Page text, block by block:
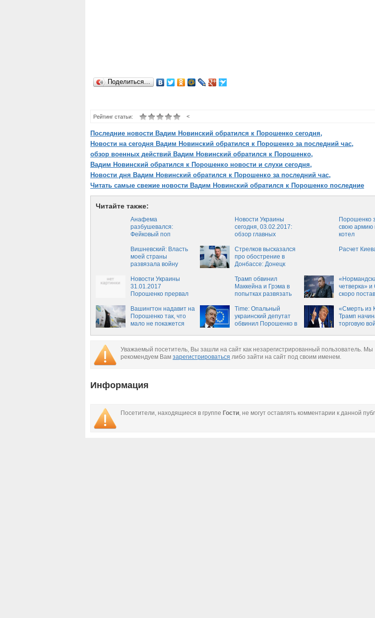
Поделиться…
<
Рейтинг статьи:
Последние новости Вадим Новинский обратился к Порошенко сегодня,
Новости на сегодня Вадим Новинский обратился к Порошенко за последний час,
обзор военных действий Вадим Новинский обратился к Порошенко,
Вадим Новинский обратился к Порошенко новости и слухи сегодня,
Новости дня Вадим Новинский обратился к Порошенко за последний час,
Читать самые свежие новости Вадим Новинский обратился к Порошенко последние
Читайте также:
Анафема
разбушевался:
Фейковый поп
верующие солдаты
ВСУ должны бомбить
донецких безбожников
Новости Украины
сегодня, 03.02.2017:
обзор главных
новости в Украине на
сегодня, 3 февраля
Порошенко
свою армию
котел
Вишневский: Власть
моей страны
развязала войну
Стрелков высказался
про обострение в
Донбассе: Донецк
Расчет
Новости Украины
31.01.2017
Порошенко прервал
за ситуации в
Авдеевке
Трамп обвинил
Маккейна и Грэма в
попытках развязать
четверка»
скоро
Вашингтон надавит на
Порошенко так, что
мало не покажется
Time: Опальный
украинский депутат
обвинил Порошенко в
«Смерть из
Трамп
торговую
Уважаемый посетитель, Вы зашли на сайт как незарегистрированный пользователь. Мы
рекомендуем Вам зарегистрироваться либо зайти на сайт под своим именем.
Информация
Посетители, находящиеся в группе Гости, не могут оставлять комментарии к данной